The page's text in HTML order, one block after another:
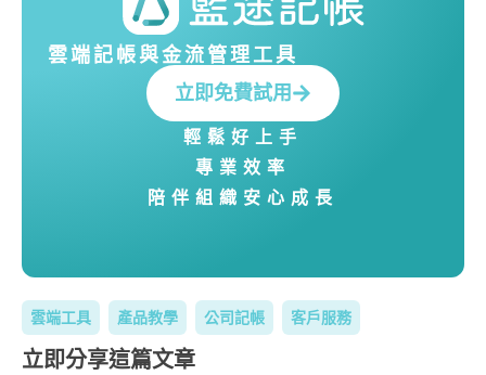
雲端記帳與金流管理工具
立即免費試用
輕鬆好上手
專業效率
陪伴組織安心成長
雲端工具 產品教學 公司記帳 客戶服務
立即分享這篇文章